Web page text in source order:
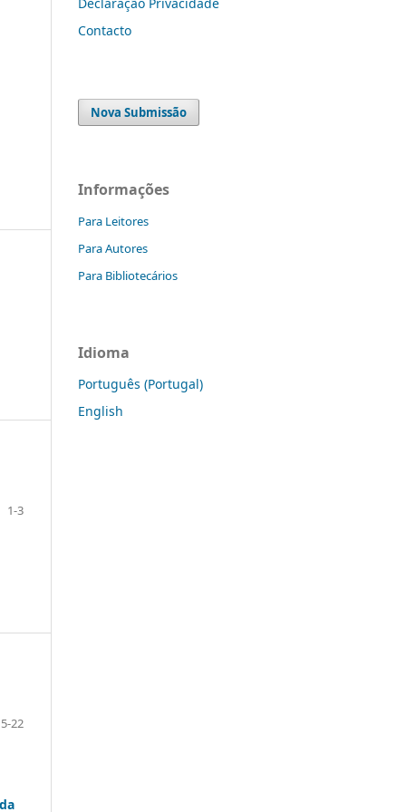
1-3
5-22
Contacto
Nova Submissão
Informações
Para Leitores
Para Autores
Para Bibliotecários
Idioma
Português (Portugal)
English